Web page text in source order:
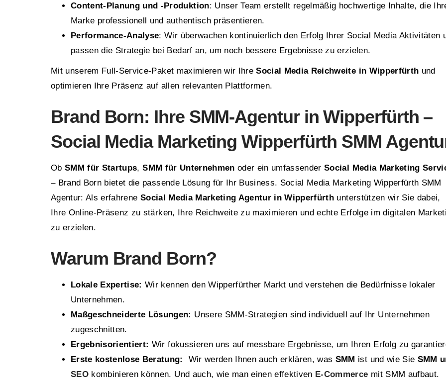
Content-Planung und -Produktion: Unser Team erstellt regelmäßig hochwertige Inhalte, die
Marke professionell und authentisch präsentieren.
Performance-Analyse: Wir überwachen kontinuierlich den Erfolg Ihrer Social Media Aktivitäten
passen die Strategie bei Bedarf an, um noch bessere Ergebnisse zu erzielen.
Mit unserem Full-Service-Paket maximieren wir IhreSocial Media Reichweite in Wipperfürth und
optimieren Ihre Präsenz auf allen relevanten Plattformen.
Brand Born: Ihre SMM-Agentur in Wipperfürth –
Social Media Marketing Wipperfürth SMM
ObSMM für Startups,SMM für Unternehmen oder ein umfassenderSocial Media Marketing
– Brand Born bietet die passende Lösung für Ihr Business. Social Media Marketing Wipperfürth SMM
Agentur: Als erfahrene Social Media Marketing Agentur in Wipperfürth unterstützen wir Sie dabei,
Ihre Online-Präsenz zu stärken, Ihre Reichweite zu maximieren und echte Erfolge im digitalen
zu erzielen.
Warum Brand Born?
Lokale Expertise: Wir kennen den Wipperfürther Markt und verstehen die Bedürfnisse lokaler
Unternehmen.
Maßgeschneiderte Lösungen: Unsere SMM-Strategien sind individuell auf Ihr Unternehmen
zugeschnitten.
Ergebnisorientiert: Wir fokussieren uns auf messbare Ergebnisse, um Ihren Erfolg zu
Erste kostenlose Beratung:
Wir werden Ihnen auch erklären, was SMM ist und wie Sie SMM
SEO kombinieren können. Und auch, wie man einen effektiven E-Commerce mit SMM aufbaut.